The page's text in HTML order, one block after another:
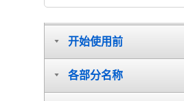
如何使用“帮助指南”
开始使用前
各部分名称